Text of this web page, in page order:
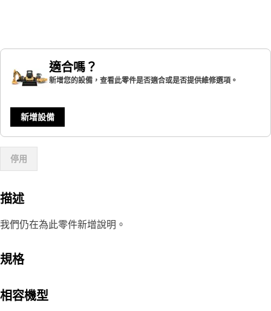
適合嗎？
新增您的設備，查看此零件是否適合或是否提供維修選項。
新增設備
停用
描述
我們仍在為此零件新增說明。
規格
相容機型